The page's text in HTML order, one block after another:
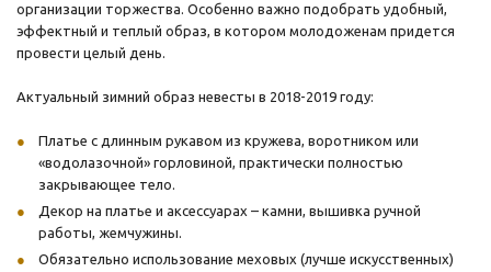
организации торжества. Особенно важно подобрать удобный,
эффектный и теплый образ, в котором молодоженам придется
провести целый день.
Актуальный зимний образ невесты в 2018-2019 году:
Платье с длинным рукавом из кружева, воротником или
«водолазочной» горловиной, практически полностью
закрывающее тело.
Декор на платье и аксессуарах – камни, вышивка ручной
работы, жемчужины.
Обязательно использование меховых (лучше искусственных)